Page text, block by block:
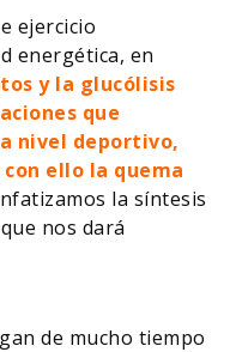
ejercicio
energética, en
y la glucólisis
que
nivel deportivo,
ello la quema
la síntesis
nos dará
de mucho tiempo